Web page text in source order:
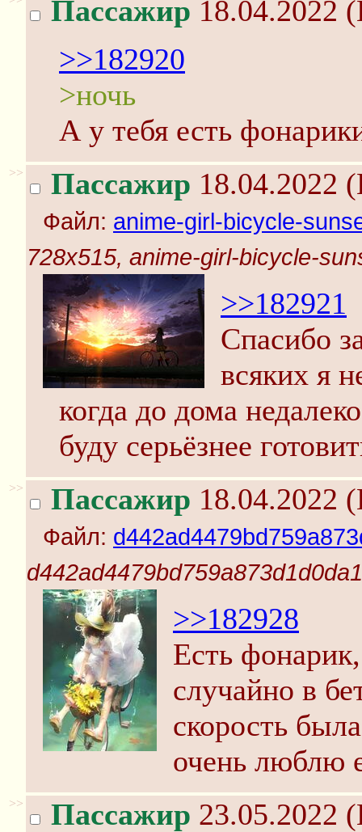
Пассажир 18.04.2022
>>182920
>ночь
А у тебя есть
>> Пассажир 18.04.2022
Файл: anime-girl-bicycle-
728x515, anime-girl-bicycle-
>>182921
Спасибо
всяких я
когда до дома
буду серьёзнее
>> Пассажир 18.04.2022
Файл:
>>182928
Есть
случайно в
скорость
очень люблю
>> Пассажир 23.05.2022